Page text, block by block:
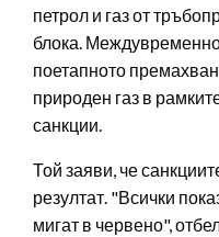
петрол и газ от
блока.
поетапното
природен газ в
санкции.
Той заяви, че
резултат. "Всички
мигат в червено",